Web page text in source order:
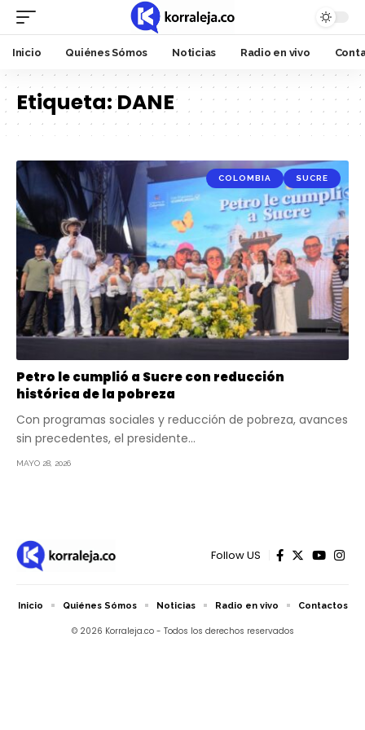
Inicio Quiénes Sómos Noticias Radio en vivo
Etiqueta:DANE
COLOMBIA SUCRE
Petro le cumplió a Sucre con reducción
histórica de la pobreza
Con programas sociales y reducción de pobreza, avances
sin precedentes, el presidente…
MAYO 28, 2026
Follow US
© 2026 Korraleja.co - Todos los derechos reservados
Inicio Quiénes Sómos Noticias Radio en vivo Contactos